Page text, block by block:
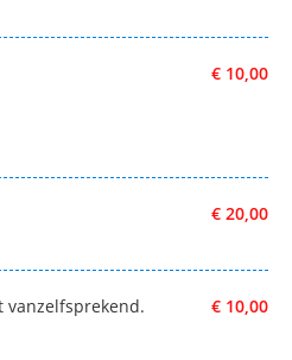
€ 10,00
€ 20,00
€ 10,00
vanzelfsprekend.